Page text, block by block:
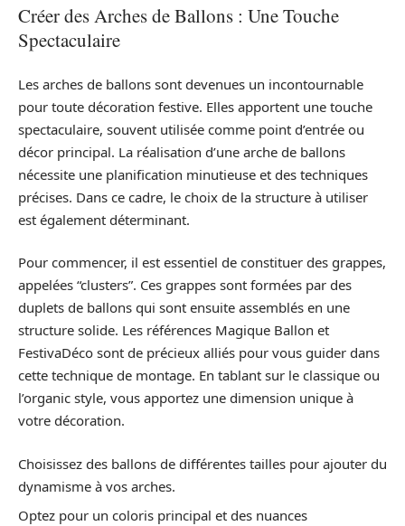
Créer des Arches de Ballons : Une Touche
Spectaculaire
Les arches de ballons sont devenues un incontournable
pour toute décoration festive. Elles apportent une touche
spectaculaire, souvent utilisée comme point d’entrée ou
décor principal. La réalisation d’une arche de ballons
nécessite une planification minutieuse et des techniques
précises. Dans ce cadre, le choix de la structure à utiliser
est également déterminant.
Pour commencer, il est essentiel de constituer des grappes,
appelées “clusters”. Ces grappes sont formées par des
duplets de ballons qui sont ensuite assemblés en une
structure solide. Les références Magique Ballon et
FestivaDéco sont de précieux alliés pour vous guider dans
cette technique de montage. En tablant sur le classique ou
l’organic style, vous apportez une dimension unique à
votre décoration.
Choisissez des ballons de différentes tailles pour ajouter du
dynamisme à vos arches.
Optez pour un coloris principal et des nuances